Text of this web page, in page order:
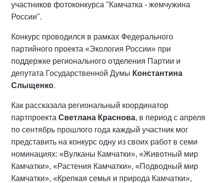
участников фотоконкурса "Камчатка - жемчужина
России".
Конкурс проводился в рамках Федерального
партийного проекта «Экология России» при
поддержке регионального отделения Партии и
депутата Государственной Думы Константина
Слыщенко.
Как рассказала региональный координатор
партпроекта Светлана Краснова, в период с апреля
по сентябрь прошлого года каждый участник мог
представить на конкурс одну из своих работ в семи
номинациях: «Вулканы Камчатки», «Животный мир
Камчатки», «Растения Камчатки», «Подводный мир
Камчатки», «Крепкая семья и природа Камчатки»,